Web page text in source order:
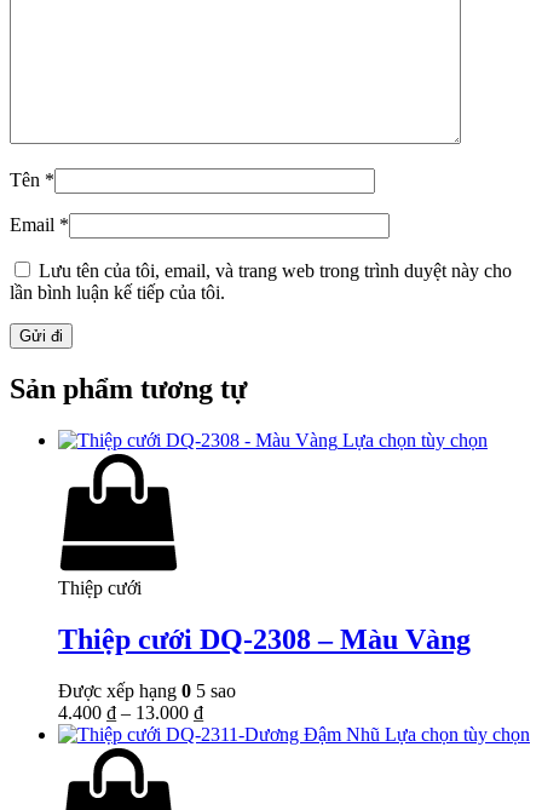
Tên *
Email *
Lưu tên của tôi, email, và trang web trong trình duyệt này cho
lần bình luận kế tiếp của tôi.
Sản phẩm tương tự
Lựa chọn tùy chọn
Thiệp cưới
Thiệp cưới DQ-2308 – Màu Vàng
Được xếp hạng 0 5 sao
4.400 ₫ – 13.000 ₫
Lựa chọn tùy chọn